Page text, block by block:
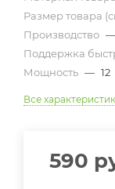
Размер товара
Производство —
Поддержка
Мощность — 12
Все
590